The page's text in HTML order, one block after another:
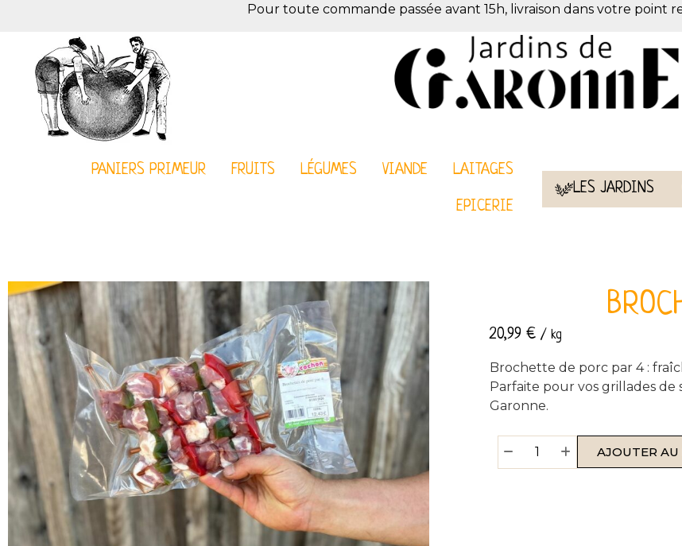
Pour toute commande passée avant 15h, livraison dans votre point
PANIERS PRIMEUR FRUITS LÉGUMES VIANDE LAITAGES
EPICERIE
LES JARDINS
20,99 € / kg
Brochette de porc par 4 :
Parfaite pour vos grillades de
Garonne.
AJOUTER AU